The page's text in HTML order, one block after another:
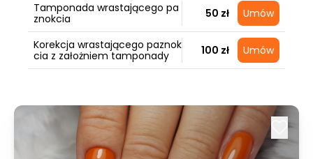
Tamponada wrastającego pa
znokcia
50 zł Umów
Korekcja wrastającego paznok
cia z założniem tamponady
100 zł Umów